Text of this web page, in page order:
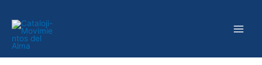
contenido